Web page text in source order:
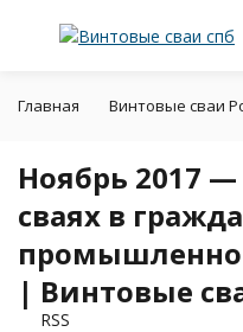
Главная Винтовые сваи
Ноябрь 2017
сваях в
| Винтовые
RSS